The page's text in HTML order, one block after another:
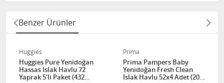
Benzer Ürünler
Huggies
Huggies Pure Yenidoğan
Hassas Islak Havlu 72
Yaprak 5'li Paket (432
Prima
Prima Pampers Baby
Yenidoğan Fresh Clean
Islak Havlu 52x4 Adet (208